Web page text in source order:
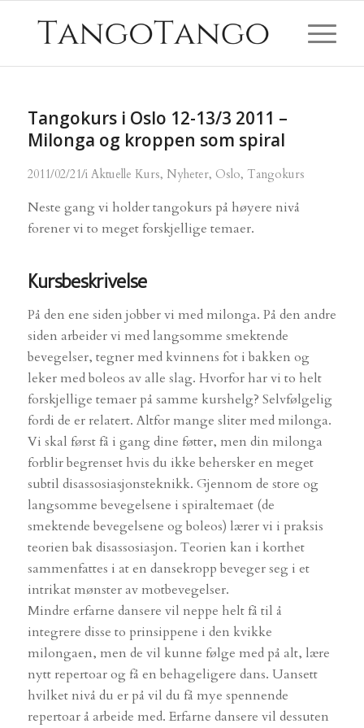
Tangokurs i Oslo 12-13/3 2011 –
Milonga og kroppen som spiral
2011/02/21/i Aktuelle Kurs, Nyheter, Oslo, Tangokurs
Neste gang vi holder tangokurs på høyere nivå
forener vi to meget forskjellige temaer.
Kursbeskrivelse
På den ene siden jobber vi med milonga. På den andre
siden arbeider vi med langsomme smektende
bevegelser, tegner med kvinnens fot i bakken og
leker med boleos av alle slag. Hvorfor har vi to helt
forskjellige temaer på samme kurshelg? Selvfølgelig
fordi de er relatert. Altfor mange sliter med milonga.
Vi skal først få i gang dine føtter, men din milonga
forblir begrenset hvis du ikke behersker en meget
subtil disassosiasjonsteknikk. Gjennom de store og
langsomme bevegelsene i spiraltemaet (de
smektende bevegelsene og boleos) lærer vi i praksis
teorien bak disassosiasjon. Teorien kan i korthet
sammenfattes i at en dansekropp beveger seg i et
intrikat mønster av motbevegelser.
Mindre erfarne dansere vil neppe helt få til å
integrere disse to prinsippene i den kvikke
milongaen, men de vil kunne følge med på alt, lære
nytt repertoar og få en behageligere dans. Uansett
hvilket nivå du er på vil du få mye spennende
repertoar å arbeide med. Erfarne dansere vil dessuten